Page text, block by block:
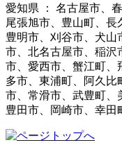
愛知県 ： 名古屋市、
尾張旭市、豊山町、長
豊明市、刈谷市、犬山
市、北名古屋市、稲沢
市、愛西市、蟹江町、
多市、東浦町、阿久比
市、常滑市、武豊町、
豊田市、岡崎市、幸田